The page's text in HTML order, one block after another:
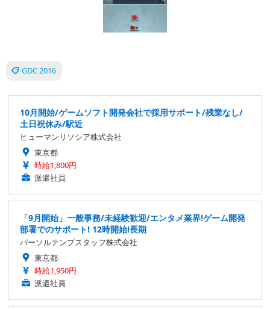
GDC 2016
10月開始/ゲームソフト開発会社で採用サポート/残業なし/
土日祝休み/駅近
ヒューマンリソシア株式会社
東京都
時給1,800円
派遣社員
「9月開始」一般事務/未経験歓迎/エンタメ業界!ゲーム開発
部署でのサポート! 12時開始!長期
パーソルテンプスタッフ株式会社
東京都
時給1,950円
派遣社員